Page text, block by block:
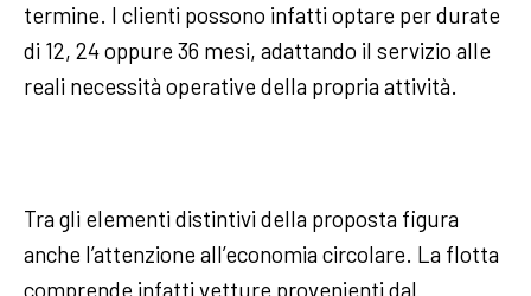
termine. I clienti possono infatti optare per durate
di 12, 24 oppure 36 mesi, adattando il servizio alle
reali necessità operative della propria attività.
Tra gli elementi distintivi della proposta figura
anche l’attenzione all’economia circolare. La flotta
comprende infatti vetture provenienti dal